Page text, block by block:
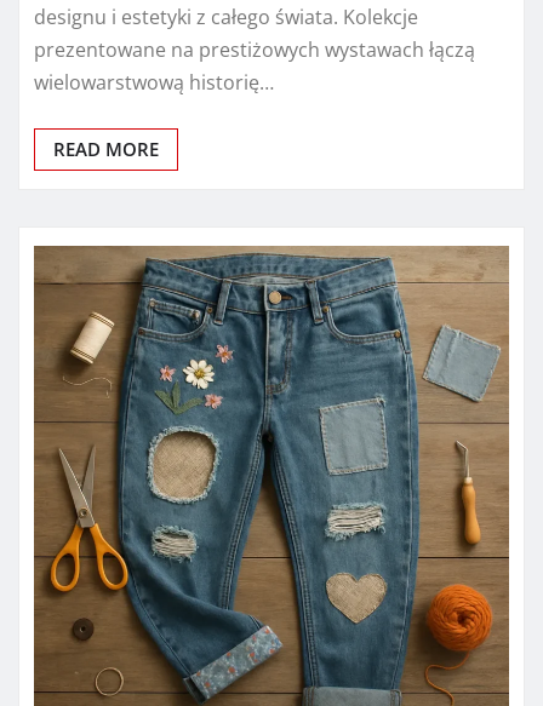
designu i estetyki z całego świata. Kolekcje
prezentowane na prestiżowych wystawach łączą
wielowarstwową historię…
READ MORE